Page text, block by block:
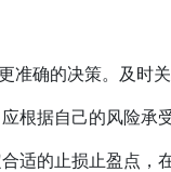
确的决策。及时
根据自己的风险承
适的止损止盈点，